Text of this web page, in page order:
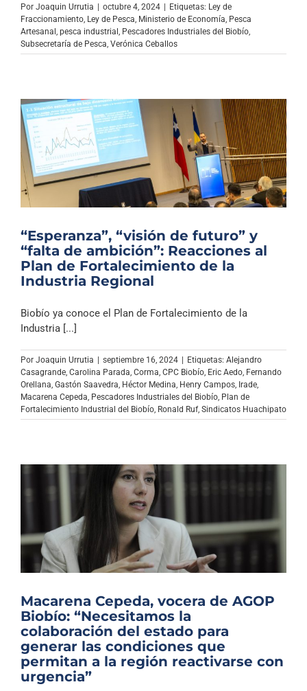
Por Joaquin Urrutia octubre 4, 2024 Etiquetas: Ley de
Fraccionamiento, Ley de Pesca, Ministerio de Economía, Pesca
Artesanal , pesca industrial , Pescadores Industriales del Biobío,
Subsecretaría de Pesca, Verónica Ceballos
“Esperanza”, “visión de futuro” y
“falta de ambición”: Reacciones al
Plan de Fortalecimiento de la
Industria Regional
Biobío ya conoce el Plan de Fortalecimiento de la
Industria [...]
Por Joaquin Urrutia septiembre 16, 2024 Etiquetas: Alejandro
Casagrande, Carolina Parada, Corma, CPC Biobío, Eric Aedo, Fernando
Orellana, Gastón Saavedra, Héctor Medina, Henry Campos, Irade,
Macarena Cepeda, Pescadores Industriales del Biobío, Plan de
Fortalecimiento Industrial del Biobío, Ronald Ruf, Sindicatos Huachipato
Macarena Cepeda, vocera de AGOP
Biobío: “Necesitamos la
colaboración del estado para
generar las condiciones que
permitan a la región reactivarse con
urgencia”